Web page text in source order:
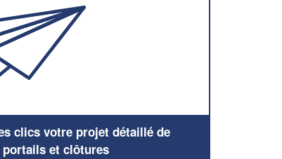
clics votre projet détaillé de
et clôtures